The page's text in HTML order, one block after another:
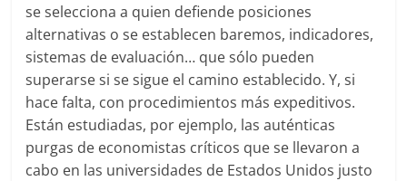
se selecciona a quien defiende posiciones
alternativas o se establecen baremos, indicadores,
sistemas de evaluación… que sólo pueden
superarse si se sigue el camino establecido. Y, si
hace falta, con procedimientos más expeditivos.
Están estudiadas, por ejemplo, las auténticas
purgas de economistas críticos que se llevaron a
cabo en las universidades de Estados Unidos justo